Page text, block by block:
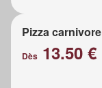
Pizza carnivore
Dès 13.50 €